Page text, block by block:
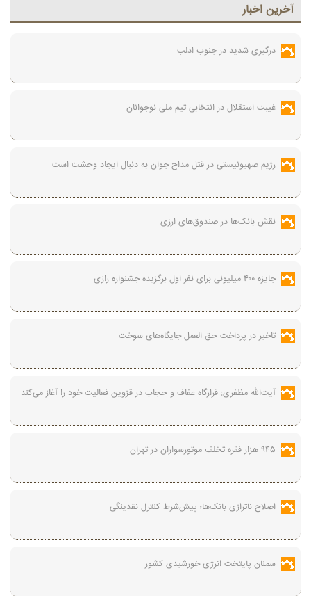
آخرين اخبار
درگیری شدید در جنوب ادلب
غیبت استقلال در انتخابی تیم ملی نوجوانان
رژیم صهیونیستی در قتل مداح جوان به دنبال ایجاد وحشت است
نقش بانک‌ها در صندوق‌های ارزی
جایزه ۴۰۰ میلیونی برای نفر اول برگزیده جشنواره رازی
تاخیر در پرداخت حق العمل جایگاه‌های سوخت
آیت‌الله مظفری: قرارگاه عفاف و حجاب در قزوین فعالیت خود را آغاز می‌کند
۹۴۵ هزار فقره تخلف موتورسواران در تهران
اصلاح ناترازی بانک‌ها؛ پیش‌شرط کنترل نقدینگی
سمنان پایتخت انرژی خورشیدی کشور